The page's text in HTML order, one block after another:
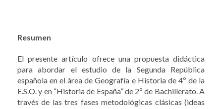
Resumen
El presente artículo ofrece una propuesta didáctica
para abordar el estudio de la Segunda República
española en el área de Geografía e Historia de 4º de la
E.S.O. y en “Historia de España” de 2º de Bachillerato. A
través de las tres fases metodológicas clásicas (ideas